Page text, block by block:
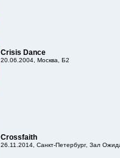
Crisis Dance
20.06.2004, Москва, Б2
Crossfaith
26.11.2014, Санкт-Петербург, Зал